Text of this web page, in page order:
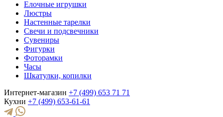
Елочные игрушки
Люстры
Настенные тарелки
Свечи и подсвечники
Сувениры
Фигурки
Фоторамки
Часы
Шкатулки, копилки
Интернет-магазин +7 (499) 653 71 71
Кухни +7 (499) 653-61-61